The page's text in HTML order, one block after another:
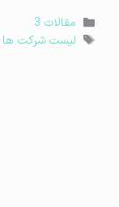
دسته‌ها
مقالات 3
برچسب‌ها
لیست شرکت ها و